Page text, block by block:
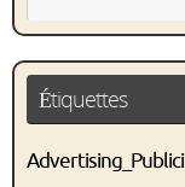
Étiquettes